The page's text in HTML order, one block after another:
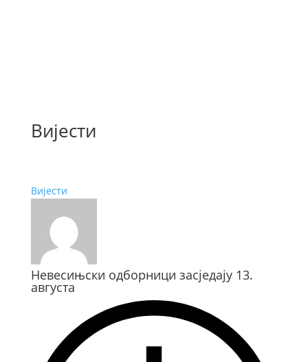
Вијести
Вијести
Невесињски одборници засједају 13.
августа